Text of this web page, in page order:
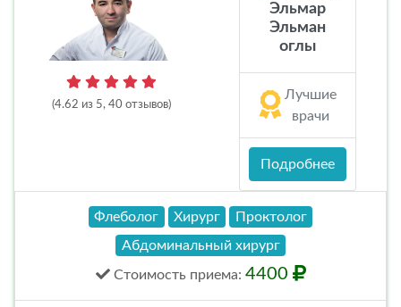
(4.62 из 5, 40 отзывов)
Эльмар
Эльман
оглы
Лучшие
врачи
Подробнее
Флеболог Хирург
Проктолог
Абдоминальный хирург
Стоимость приема: 4400